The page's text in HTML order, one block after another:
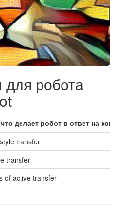
робота
делает робот в ответ на
transfer
transfer
of active transfer